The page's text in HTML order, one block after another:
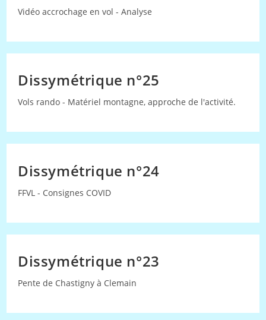
Vidéo accrochage en vol - Analyse
Dissymétrique n°25
Vols rando - Matériel montagne, approche de l'activité.
Dissymétrique n°24
FFVL - Consignes COVID
Dissymétrique n°23
Pente de Chastigny à Clemain